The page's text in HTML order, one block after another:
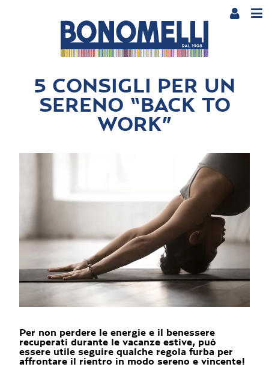
5 CONSIGLI PER UN
SERENO “BACK TO
WORK”
Per non perdere le energie e il benessere
recuperati durante le vacanze estive, può
essere utile seguire qualche regola furba per
affrontare il rientro in modo sereno e vincente!